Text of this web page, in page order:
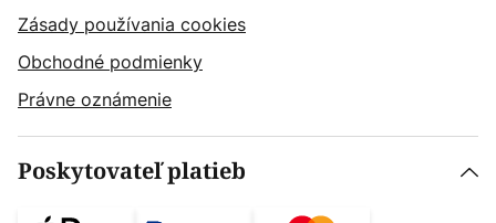
Zásady používania cookies
Obchodné podmienky
Právne oznámenie
Poskytovateľ platieb